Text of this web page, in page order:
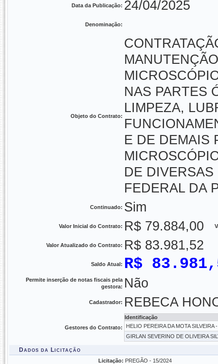
Data da Publicação: 24/04/2025
Denominação:
Objeto do Contrato:
NAS PARTES
LIMPEZA,
E DE DEMAIS
DE
FEDERAL DA
Continuado: Sim
Valor Inicial do Contrato: R$ 79.884,00
Valor Atualizado do Contrato: R$ 83.981,52
Saldo Atual: R$
Permite inserção de notas fiscais pela
gestora: Não
Cadastrador: REBECA
Gestores do Contrato:
Identificação
HELIO PEREIRA DA MOTA SILVEIRA
GIRLAN SEVERINO DE OLIVEIRA
Dados da Licitação
Licitação: PREGÃO - 15/2024